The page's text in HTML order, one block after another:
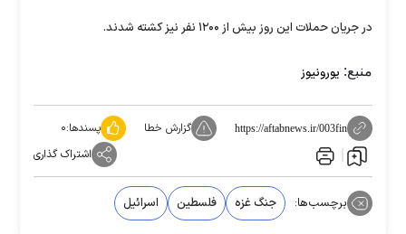
در جریان حملات این روز بیش از ۱۲۰۰ نفر نیز کشته شدند.
منبع: یورونیوز
https://aftabnews.ir/003fin گزارش خطا پسندها:۰
اشتراک گذاری
برچسب‌ها: جنگ غزه فلسطین اسرائیل